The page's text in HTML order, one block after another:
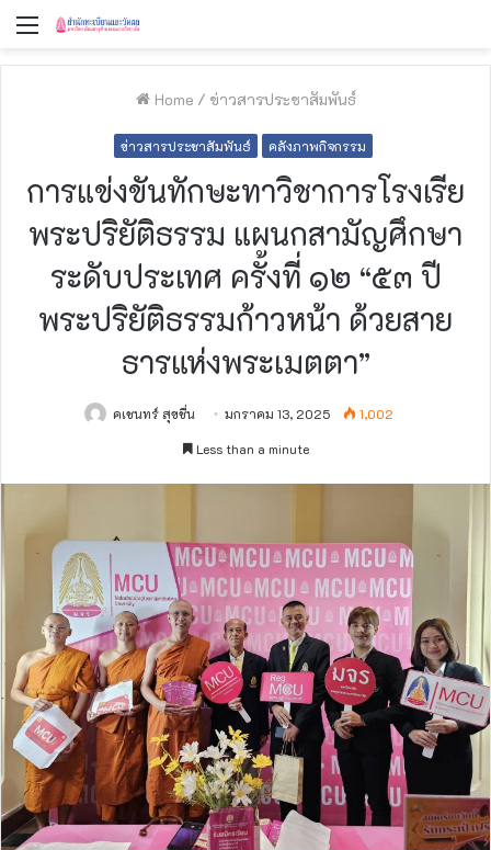
Menu
Home / ข่าวสารประชาสัมพันธ์
ข่าวสารประชาสัมพันธ์ คลังภาพกิจกรรม
การแข่งขันทักษะทาวิชาการโรงเรีย
พระปริยัติธรรม แผนกสามัญศึกษา
ระดับประเทศ ครั้งที่ ๑๒ “๕๓ ปี
พระปริยัติธรรมก้าวหน้า ด้วยสาย
ธารแห่งพระเมตตา”
คเชนทร์ สุขชื่น มกราคม 13, 2025
1,002
Less than a minute